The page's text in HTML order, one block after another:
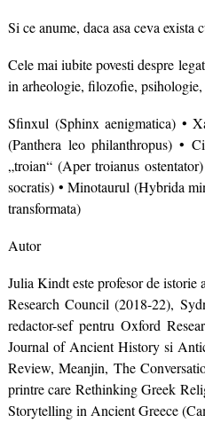
Si ce anume, daca asa ceva exista
Cele mai iubite povesti despre
in arheologie, filozofie,
Sfinxul (Sphinx aenigmatica) •
(Panthera leo philanthropus) •
„troian“ (Aper troianus
socratis) • Minotaurul (Hybrida
transformata)
Autor
Julia Kindt este profesor de
Research Council (2018-22),
redactor-sef pentru Oxford
Journal of Ancient History si
Review, Meanjin, The
printre care Rethinking Greek
Storytelling in Ancient Greece